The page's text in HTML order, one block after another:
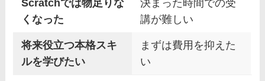
Scratchでは物足りな
くなった
決まった時間での受
講が難しい
将来役立つ本格スキ
ルを学びたい
まずは費用を抑えた
い